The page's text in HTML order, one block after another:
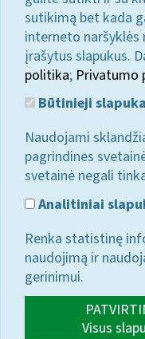
sutikimą bet kada
interneto
įrašytus slapukus.
politika; Privatumo
Būtinieji
Naudojami
pagrindines
svetainė negali
Analitiniai
Renka statistinę
naudojimą ir
gerinimui.
Visus